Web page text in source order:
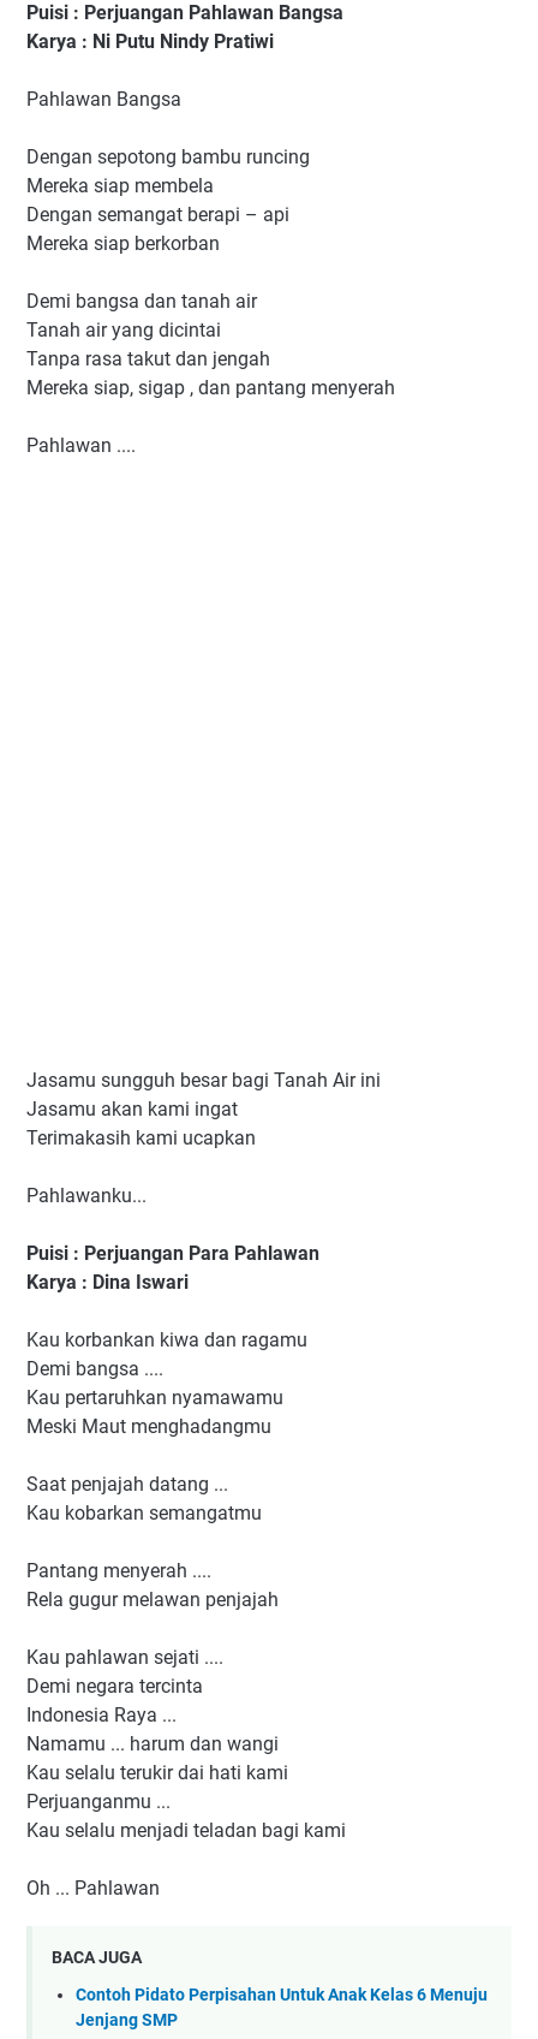
Puisi : Perjuangan Pahlawan Bangsa
Karya : Ni Putu Nindy Pratiwi
Pahlawan Bangsa
Dengan sepotong bambu runcing
Mereka siap membela
Dengan semangat berapi – api
Mereka siap berkorban
Demi bangsa dan tanah air
Tanah air yang dicintai
Tanpa rasa takut dan jengah
Mereka siap, sigap , dan pantang menyerah
Pahlawan ....
Jasamu sungguh besar bagi Tanah Air ini
Jasamu akan kami ingat
Terimakasih kami ucapkan
Pahlawanku...
Puisi : Perjuangan Para Pahlawan
Karya : Dina Iswari
Kau korbankan kiwa dan ragamu
Demi bangsa ....
Kau pertaruhkan nyamawamu
Meski Maut menghadangmu
Saat penjajah datang ...
Kau kobarkan semangatmu
Pantang menyerah ....
Rela gugur melawan penjajah
Kau pahlawan sejati ....
Demi negara tercinta
Indonesia Raya ...
Namamu ... harum dan wangi
Kau selalu terukir dai hati kami
Perjuanganmu ...
Kau selalu menjadi teladan bagi kami
Oh ... Pahlawan
BACA JUGA
Contoh Pidato Perpisahan Untuk Anak Kelas 6 Menuju
Jenjang SMP